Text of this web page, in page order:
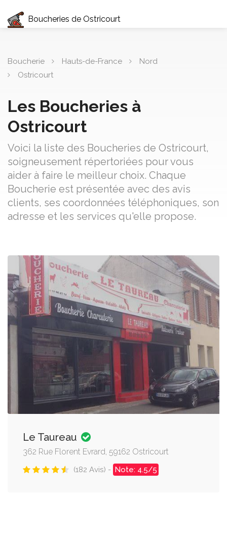
Boucheries de Ostricourt
Boucherie Hauts-de-France
Nord
Ostricourt
Les Boucheries à
Ostricourt
Voici la liste des Boucheries de Ostricourt,
soigneusement répertoriées pour vous
aider à faire le meilleur choix. Chaque
Boucherie est présentée avec des avis
clients, ses coordonnées téléphoniques, son
adresse et les services qu'elle propose.
Le Taureau
362 Rue Florent Evrard, 59162 Ostricourt
(182 Avis) - Note: 4.5/5